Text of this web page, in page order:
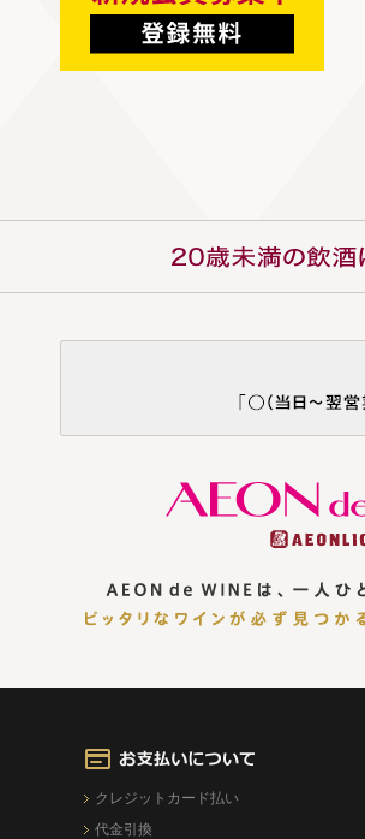
クレジットカード払い
代金引換